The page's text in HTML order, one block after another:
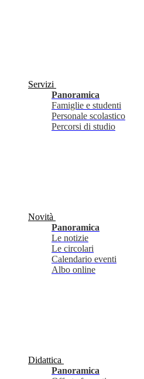
Servizi
Panoramica
Famiglie e studenti
Personale scolastico
Percorsi di studio
Novità
Panoramica
Le notizie
Le circolari
Calendario eventi
Albo online
Didattica
Panoramica